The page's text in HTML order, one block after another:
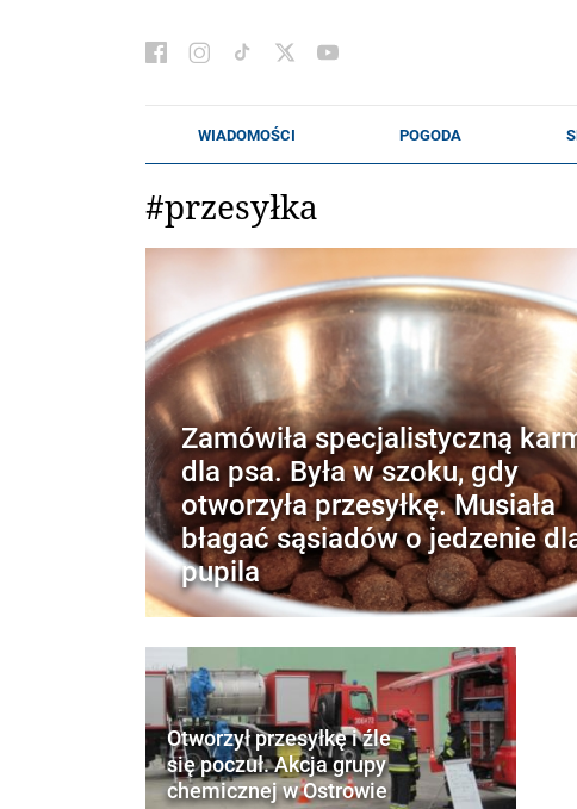
#przesyłka
Zamówiła specjalistyczną
dla psa. Była w szoku, gdy
otworzyła przesyłkę. Musiała
błagać sąsiadów o jedzenie
pupila
Otworzył przesyłkę i źle
się poczuł. Akcja grupy
chemicznej w Ostrowie